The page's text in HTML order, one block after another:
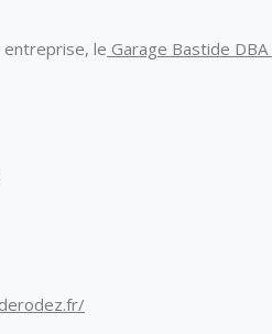
entreprise, le Garage Bastide